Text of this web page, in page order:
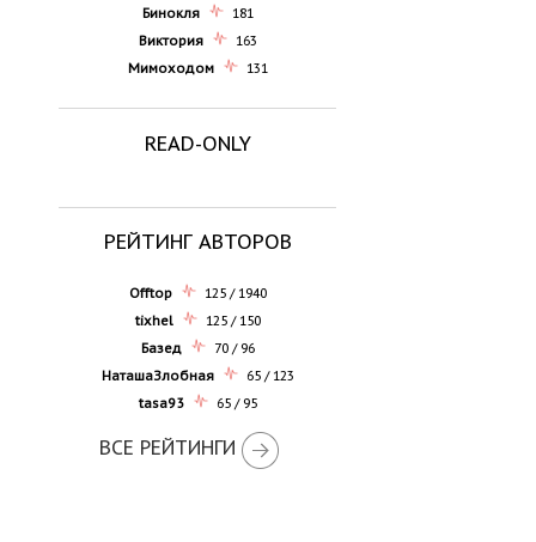
Бинокля
181
Виктория
163
Мимоходом
131
READ-ONLY
РЕЙТИНГ АВТОРОВ
Offtop
125 / 1940
tixhel
125 / 150
Базед
70 / 96
НаташаЗлобная
65 / 123
tasa93
65 / 95
ВСЕ РЕЙТИНГИ